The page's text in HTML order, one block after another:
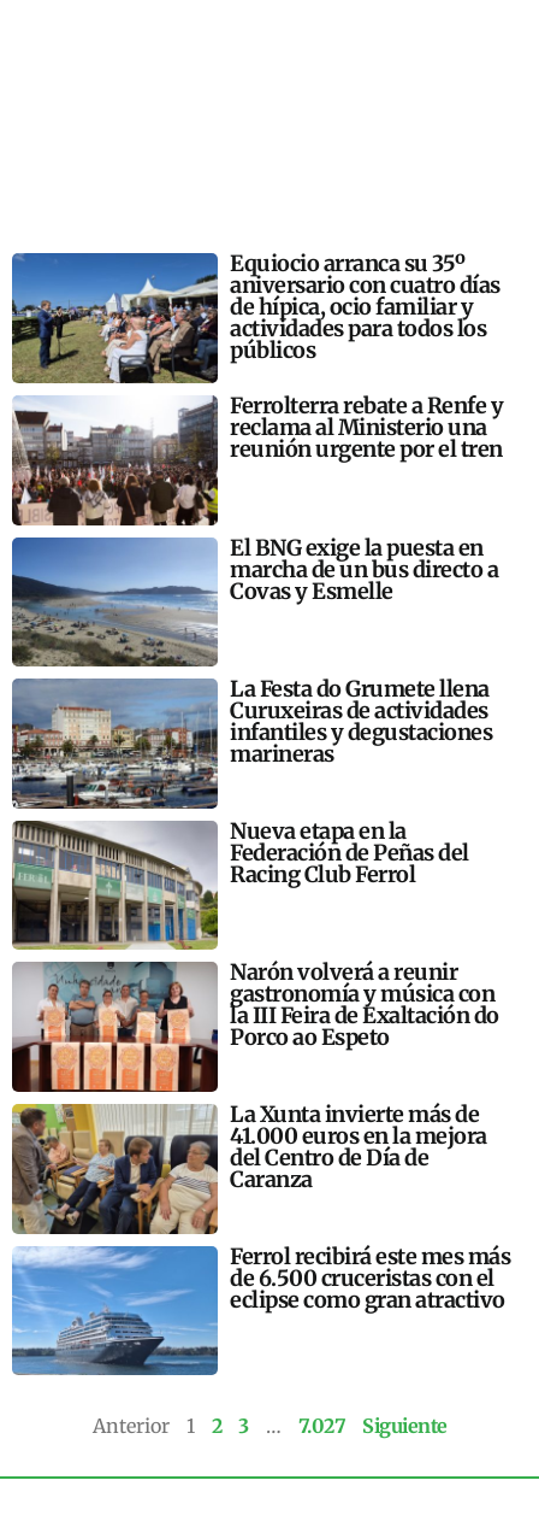
Equiocio arranca su 35º
aniversario con cuatro días
de hípica, ocio familiar y
actividades para todos los
públicos
Ferrolterra rebate a Renfe y
reclama al Ministerio una
reunión urgente por el tren
El BNG exige la puesta en
marcha de un bus directo a
Covas y Esmelle
La Festa do Grumete llena
Curuxeiras de actividades
infantiles y degustaciones
marineras
Nueva etapa en la
Federación de Peñas del
Racing Club Ferrol
Narón volverá a reunir
gastronomía y música con
la III Feira de Exaltación do
Porco ao Espeto
La Xunta invierte más de
41.000 euros en la mejora
del Centro de Día de
Caranza
Ferrol recibirá este mes más
de 6.500 cruceristas con el
eclipse como gran atractivo
Anterior 1 2 3 … 7.027 Siguiente